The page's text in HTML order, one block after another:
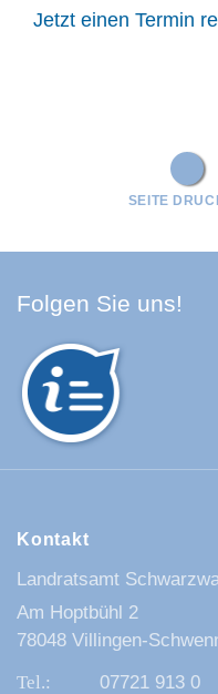
Jetzt einen Termin
SEITE
Folgen Sie uns!
Kontakt
Landratsamt
Am Hoptbühl 2
78048 Villingen-
07721 913 0